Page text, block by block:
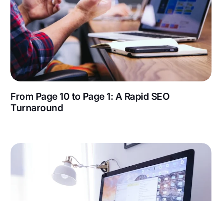
From Page 10 to Page 1: A Rapid SEO
Turnaround